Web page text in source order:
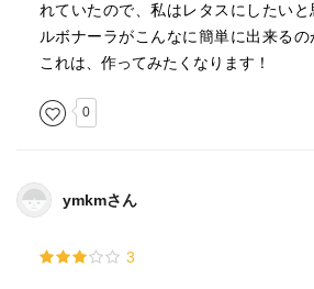
れていたので、私はレタスにしたいと
ルボナーラがこんなに簡単に出来るの
これは、作ってみたくなります！
0
ymkmさん
3